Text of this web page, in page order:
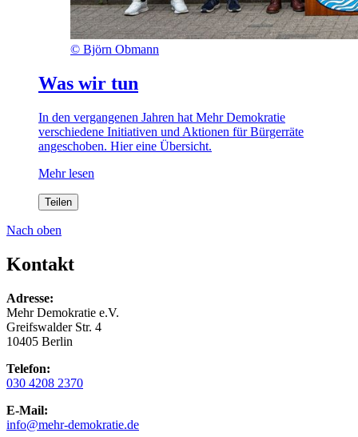
© Björn Obmann
Was wir tun
In den vergangenen Jahren hat Mehr Demokratie
verschiedene Initiativen und Aktionen für Bürgerräte
angeschoben. Hier eine Übersicht.
Mehr lesen
Teilen
Nach oben
Kontakt
Adresse:
Mehr Demokratie e.V.
Greifswalder Str. 4
10405 Berlin
Telefon:
030 4208 2370
E-Mail:
info@mehr-demokratie.de